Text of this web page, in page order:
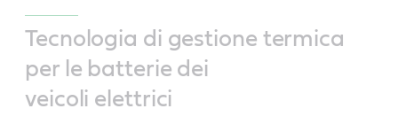
Disponibile per i produttori di automobili
La sfida
Tecnologia di gestione termica
per le batterie dei
veicoli elettrici